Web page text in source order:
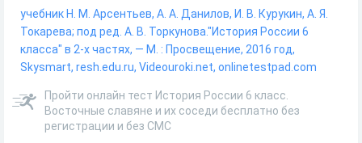
учебник Н. М. Арсентьев, А. А. Данилов, И. В. Курукин, А. Я.
Токарева; под ред. А. В. Торкунова."История России 6
класса" в 2-х частях, — М. : Просвещение, 2016 год,
Skysmart, resh.edu.ru, Videouroki.net, onlinetestpad.com
Пройти онлайн тест История России 6 класс.
Восточные славяне и их соседи бесплатно без
регистрации и без СМС